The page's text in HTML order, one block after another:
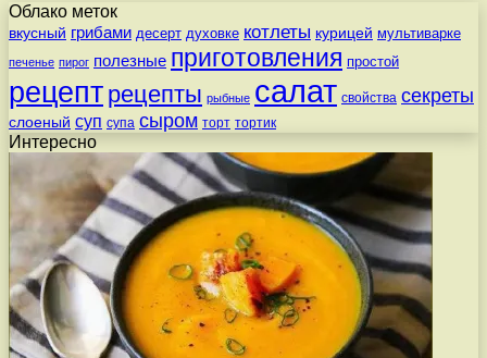
Облако меток
вкусный грибами десерт духовке котлеты курицей мультиварке
печенье пирог полезные приготовления простой
рецепт рецепты рыбные салат свойства секреты
слоеный суп супа сыром торт тортик
Интересно